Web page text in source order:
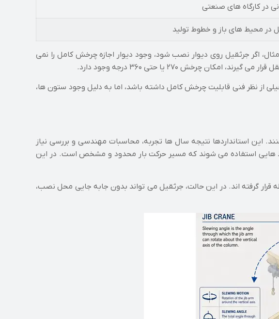
در کارگاه های صنعتی
محیط های باز و خطوط تولید
اگر جرثقیل روی دیوار نصب شود، وجود دیوار اجازه چرخش کامل را نمی
از نظر فنی قابلیت چرخش کامل داشته باشد، اما به دلیل وجود ستون ها،
این استانداردها نتیجه سال ها تجربه، محاسبات مهندسی و بررسی نیاز
خطوط مونتاژ و محیط هایی استفاده می شوند که مسیر حرکت بار محدود و مشخص است. در این
نقطه قرار گرفته اند. در این حالت، جرثقیل می تواند بدون جابه جایی محل نصب،